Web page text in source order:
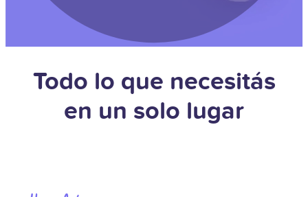
Todo lo que necesitás
en un solo lugar